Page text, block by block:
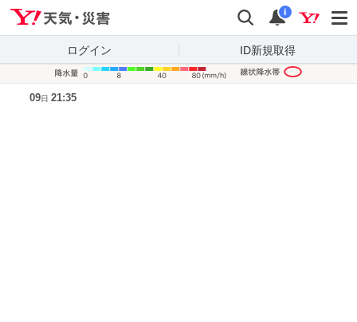
検索 通知
i
ログイン ID新規取得
09日 21:35